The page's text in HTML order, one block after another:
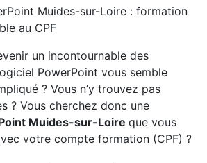
un incontournable des
PowerPoint vous semble
? Vous n’y trouvez pas
? Vous cherchez donc une
Muides-sur-Loire que vous
votre compte formation (CPF) ?